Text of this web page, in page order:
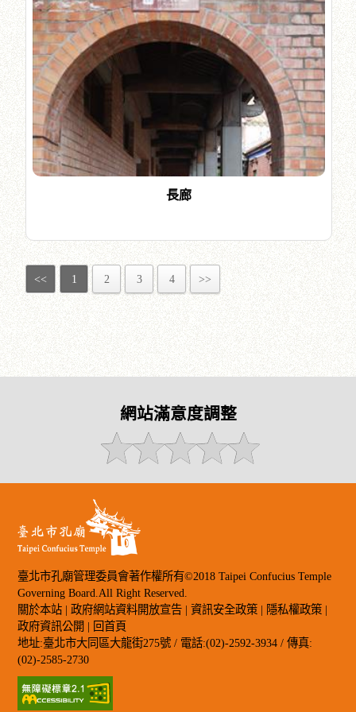
長廊
<< 1 2 3 4 >>
網站滿意度調整
臺北市孔廟管理委員會著作權所有©2018 Taipei Confucius Temple
Governing Board.All Right Reserved.
關於本站 | 政府網站資料開放宣告 |資訊安全政策 | 隱私權政策 |
政府資訊公開 | 回首頁
地址:臺北市大同區大龍街275號 / 電話:(02)-2592-3934 / 傳真:
(02)-2585-2730